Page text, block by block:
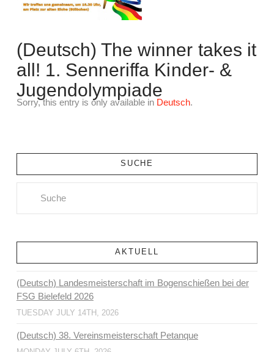
(Deutsch) The winner takes it
all! 1. Senneriffa Kinder- &
Jugendolympiade
Sorry, this entry is only available in Deutsch.
SUCHE
AKTUELL
(Deutsch) Landesmeisterschaft im Bogenschießen bei der
FSG Bielefeld 2026
TUESDAY JULY 14TH, 2026
(Deutsch) 38. Vereinsmeisterschaft Petanque